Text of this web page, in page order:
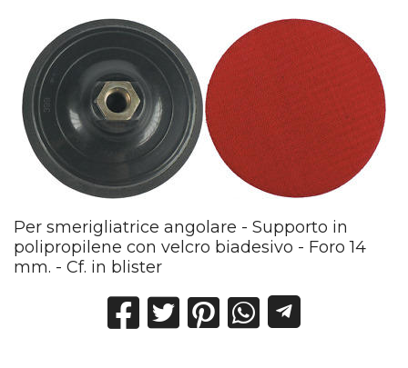
Per smerigliatrice angolare - Supporto in
polipropilene con velcro biadesivo - Foro 14
mm. - Cf. in blister